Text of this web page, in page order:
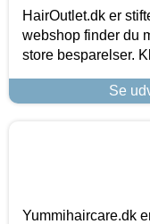
HairOutlet.dk er
webshop finder du
store besparelser.
Se
Yummihaircare.dk